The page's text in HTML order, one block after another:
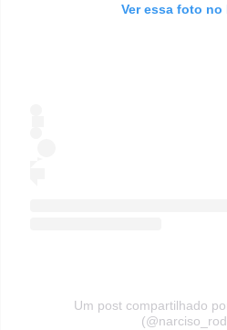
Ver essa foto no
Um post compartilhado